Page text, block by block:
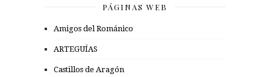
PÁGINAS WEB
Amigos del Románico
ARTEGUÍAS
Castillos de Aragón